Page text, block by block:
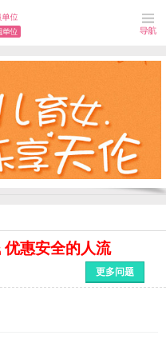
惠安全的人流
更多问题